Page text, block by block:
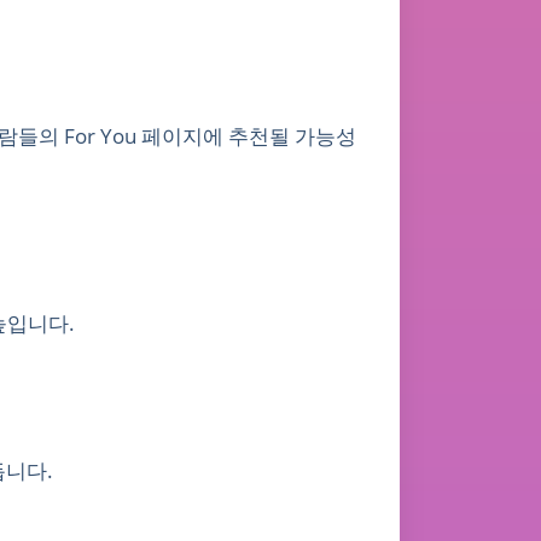
들의 For You 페이지에 추천될 가능성
입니다.
니다.